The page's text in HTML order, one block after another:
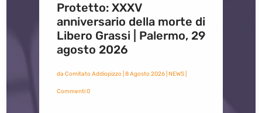
Protetto: XXXV
anniversario della morte di
Libero Grassi | Palermo, 29
agosto 2026
da Comitato Addiopizzo| 8 Agosto 2026| NEWS|
Commenti 0